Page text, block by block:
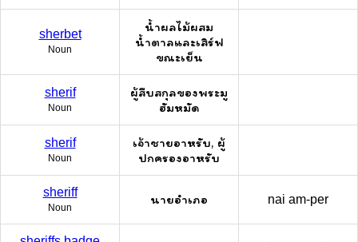
sherbet
Noun
น้ำผลไม้ผสม
น้ำตาลและเสิร์ฟ
ขณะเย็น
sherif
Noun
ผู้สืบสกุลของพระมู
ฮัมหมัด
sherif
Noun
เจ้าชายอาหรับ, ผู้
ปกครองอาหรับ
sheriff
Noun
นายอำเภอ nai am-per